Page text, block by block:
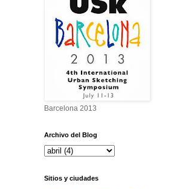
Barcelona 2013
Archivo del Blog
Sitios y ciudades